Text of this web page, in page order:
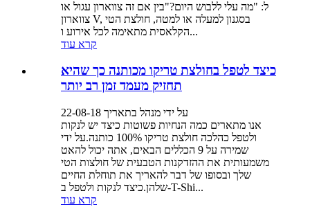
ל: "מה עלי ללבוש היום?"בין אם זה צווארון עגול או
צווארון V, בסגנון למעלה או למטה, חולצת הטי
הקלאסית מתאימה לכל אירוע ו...
קרא עוד
כיצד לטפל בחולצת טריקו מכותנה כך שהיא
תחזיק מעמד זמן רב יותר
על ידי מנהל בתאריך 22-08-18
אנו מתארים כמה הנחיות פשוטות כיצד יש לנקות
ולטפל כהלכה חולצת טריקו 100% כותנה.על ידי
שמירה על 9 הכללים הבאים, אתה יכול להאט
משמעותית את ההזדקנות הטבעית של חולצות הטי
שלך ובסופו של דבר להאריך את תוחלת החיים
שלהן.כיצד לנקות ולטפל ב-T-Shi...
קרא עוד